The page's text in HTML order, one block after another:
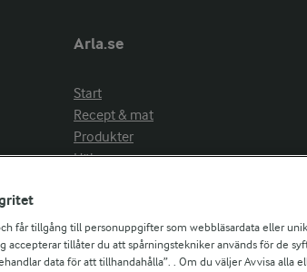
Arla.se
Start
Recept & mat
Produkter
Hälsa
Aktuellt
Om Arla
Nyheter & press
får tillgång till personuppgifter som webbläsardata eller
accepterar tillåter du att spårningstekniker används för de
data för att tillhandahålla”. . Om du väljer Avvisa alla